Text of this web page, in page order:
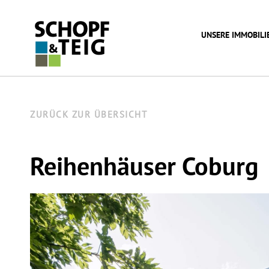
UNSERE
ZURÜCK ZUR ÜBERSICHT
Reihenhäuser Coburg